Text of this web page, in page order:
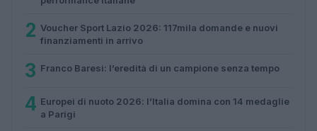
2 Voucher Sport Lazio 2026: 117mila domande e nuovi
finanziamenti in arrivo
3 Franco Baresi: l’eredità di un campione senza tempo
4 Europei di nuoto 2026: l’Italia domina con 14 medaglie
a Parigi